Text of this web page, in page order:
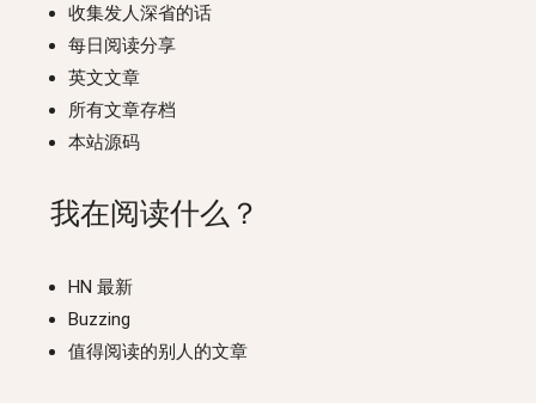
收集发人深省的话
每日阅读分享
英文文章
所有文章存档
本站源码
我在阅读什么？
HN 最新
Buzzing
值得阅读的别人的文章